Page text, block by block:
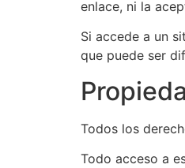
enlace, ni la
Si accede a un
que puede ser
Todos los
Todo acceso a